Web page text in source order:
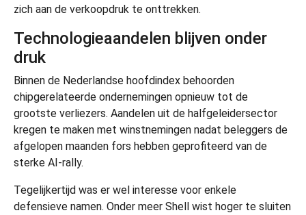
zich aan de verkoopdruk te onttrekken.
Technologieaandelen blijven onder
druk
Binnen de Nederlandse hoofdindex behoorden
chipgerelateerde ondernemingen opnieuw tot de
grootste verliezers. Aandelen uit de halfgeleidersector
kregen te maken met winstnemingen nadat beleggers de
afgelopen maanden fors hebben geprofiteerd van de
sterke AI-rally.
Tegelijkertijd was er wel interesse voor enkele
defensieve namen. Onder meer Shell wist hoger te sluiten